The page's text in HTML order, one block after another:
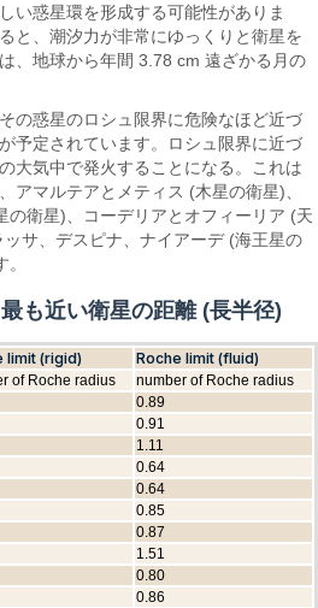
い惑星環を形成する可能性がありま
と、潮汐力が非常にゆっくりと衛星を
、地球から年間 3.78 cm 遠ざかる月の
の惑星のロシュ限界に危険なほど近づ
予定されています。ロシュ限界に近づ
大気中で発火することになる。これは
アマルテアとメティス (木星の衛星)、
の衛星)、コーデリアとオフィーリア (天
サ、デスピナ、ナイアーデ (海王星の
も近い衛星の距離 (長半径)
limit (rigid) Roche limit (fluid)
of Roche radius
number of Roche radius
0.89
0.91
1.11
0.64
0.64
0.85
0.87
1.51
0.80
0.86